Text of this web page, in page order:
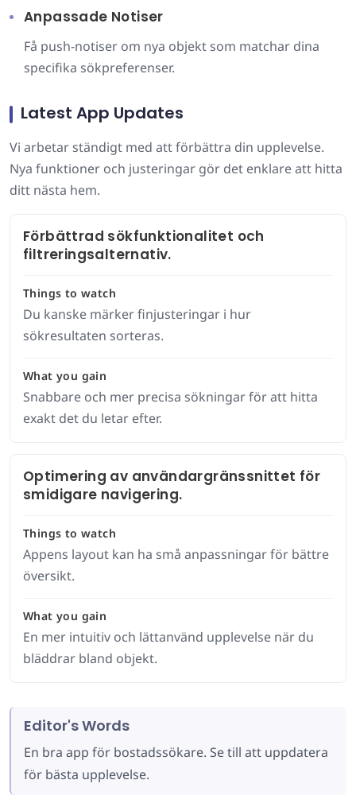
Anpassade Notiser
Få push-notiser om nya objekt som matchar dina
specifika sökpreferenser.
Latest App Updates
Vi arbetar ständigt med att förbättra din upplevelse.
Nya funktioner och justeringar gör det enklare att hitta
ditt nästa hem.
Förbättrad sökfunktionalitet och
filtreringsalternativ.
Things to watch
Du kanske märker finjusteringar i hur
sökresultaten sorteras.
What you gain
Snabbare och mer precisa sökningar för att hitta
exakt det du letar efter.
Optimering av användargränssnittet för
smidigare navigering.
Things to watch
Appens layout kan ha små anpassningar för bättre
översikt.
What you gain
En mer intuitiv och lättanvänd upplevelse när du
bläddrar bland objekt.
Editor's Words
En bra app för bostadssökare. Se till att uppdatera
för bästa upplevelse.